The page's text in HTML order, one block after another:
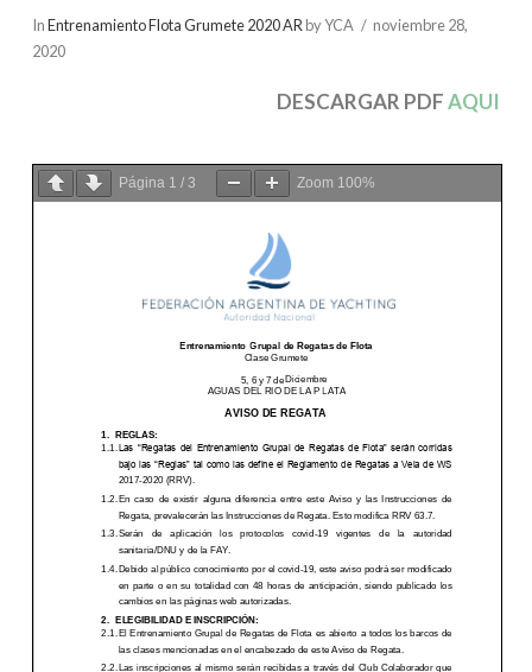
InEntrenamiento Flota Grumete 2020 AR by YCA
noviembre 28,
2020
DESCARGAR PDFAQUI
Página 1 / 3 Zoom 100%